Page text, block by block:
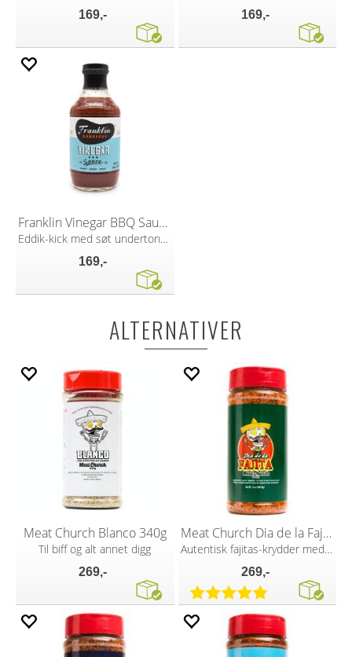
169,- 169,-
Franklin Vinegar BBQ Sauce 510g
Eddik-kick med søt undertone. BBQ!
169,-
ALTERNATIVER
Meat Church Blanco 340g
Til biff og alt annet digg
269,-
Meat Church Dia de la Fajita 397g
Autentisk fajitas-krydder med sitrus
269,-